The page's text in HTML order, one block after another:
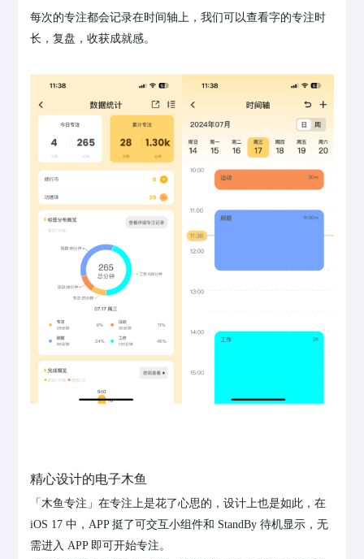
每次的专注都会记录在时间轴上，我们可以查看字的专注时
长，复盘，收获成就感。
精心设计的电子木鱼
「木鱼专注」在专注上是花了心思的，设计上也是如此，在
iOS 17 中，APP 挺了可交互小组件和 StandBy 待机显示，无
需进入 APP 即可开始专注。